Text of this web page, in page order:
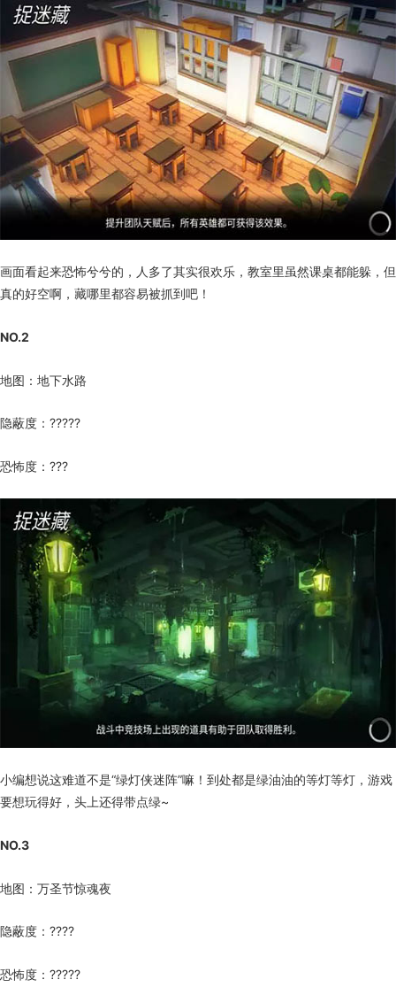
画面看起来恐怖兮兮的，人多了其实很欢乐，教室里虽然课桌都能躲，但
真的好空啊，藏哪里都容易被抓到吧！
NO.2
地图：地下水路
隐蔽度：?????
恐怖度：???
小编想说这难道不是“绿灯侠迷阵”嘛！到处都是绿油油的等灯等灯，游戏
要想玩得好，头上还得带点绿~
NO.3
地图：万圣节惊魂夜
隐蔽度：????
恐怖度：?????